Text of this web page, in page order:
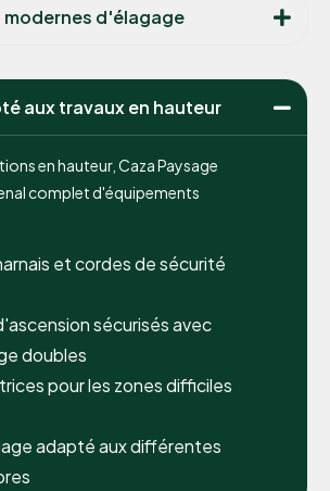
modernes d'élagage
aux travaux en hauteur
en hauteur, Caza Paysage
complet d'équipements
et cordes de sécurité
sécurisés avec
doubles
pour les zones difficiles
adapté aux différentes